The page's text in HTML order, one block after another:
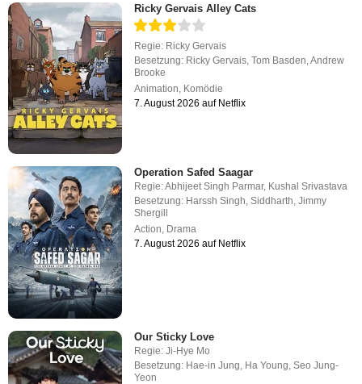
Ricky Gervais Alley Cats
Regie: Ricky Gervais
Besetzung: Ricky Gervais,Tom Basden,Andrew
Brooke
Animation, Komödie
7. August 2026 auf Netflix
Operation Safed Saagar
Regie:Abhijeet Singh Parmar, Kushal Srivastava
Besetzung: Harssh Singh,Siddharth,Jimmy
Shergill
Action, Drama
7. August 2026 auf Netflix
Our Sticky Love
Regie:Ji-Hye Mo
Besetzung: Hae-in Jung Ha Young ,Seo Jung-
Yeon